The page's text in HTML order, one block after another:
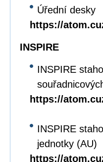
Úřední desky
https://
INSPIRE
INSPIRE
https://
INSPIRE
jednotky (AU)
https://